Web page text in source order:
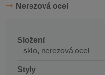
Nerezová ocel
Složení
sklo, nerezová ocel
Styly